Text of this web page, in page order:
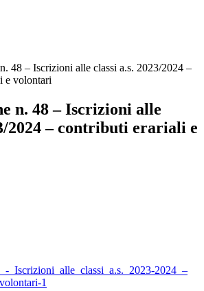
48 – Iscrizioni alle classi a.s. 2023/2024 –
e volontari
n. 48 – Iscrizioni alle
2024 – contributi erariali e
_Iscrizioni_alle_classi_a.s._2023-2024_–
1